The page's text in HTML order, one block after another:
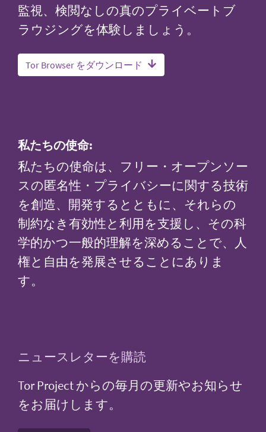
監視、検閲なしの真のプライベートブ
ラウジングを体験しましょう。
Tor Browser をダウンロード
私たちの使命:
私たちの使命は、フリー・オープンソー
スの匿名性・プライバシーに関する技術
を創造、開発するとともに、それらの
制約なき有効性と利用を支援し、その科
学的かつ一般的理解を深めることで、人
権と自由を発展させることにありま
す。
ニュースレターを購読
Tor Project からの毎月の更新やお知らせ
をお届けします。